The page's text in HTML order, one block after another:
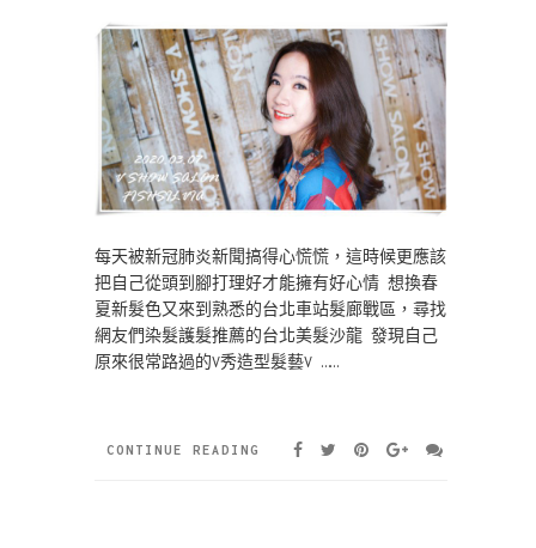
每天被新冠肺炎新聞搞得心慌慌，這時候更應該
把自己從頭到腳打理好才能擁有好心情 想換春
夏新髮色又來到熟悉的台北車站髮廊戰區，尋找
網友們染髮護髮推薦的台北美髮沙龍 發現自己
原來很常路過的V秀造型髮藝V ……
CONTINUE READING